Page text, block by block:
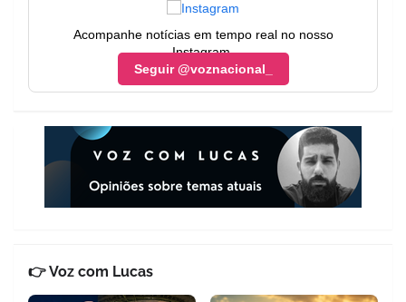
Acompanhe notícias em tempo real no nosso
Instagram.
Seguir @voznacional_
👉 Voz com Lucas